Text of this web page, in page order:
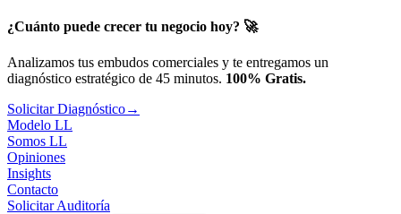
¿Cuánto puede crecer tu negocio hoy? 🚀
Analizamos tus embudos comerciales y te entregamos un
diagnóstico estratégico de 45 minutos. 100% Gratis.
Solicitar Diagnóstico→
Modelo LL
Somos LL
Opiniones
Insights
Contacto
Solicitar Auditoría